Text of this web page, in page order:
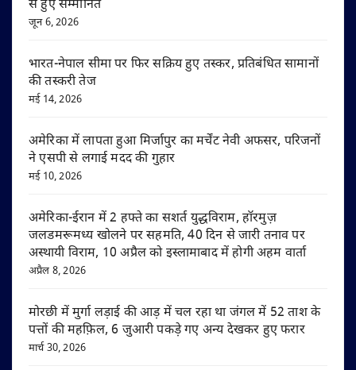
से हुए सम्मानित
जून 6, 2026
भारत-नेपाल सीमा पर फिर सक्रिय हुए तस्कर, प्रतिबंधित सामानों
की तस्करी तेज
मई 14, 2026
अमेरिका में लापता हुआ मिर्जापुर का मर्चेंट नेवी अफसर, परिजनों
ने एसपी से लगाई मदद की गुहार
मई 10, 2026
अमेरिका-ईरान में 2 हफ्ते का सशर्त युद्धविराम, हॉरमुज़
जलडमरूमध्य खोलने पर सहमति, 40 दिन से जारी तनाव पर
अस्थायी विराम, 10 अप्रैल को इस्लामाबाद में होगी अहम वार्ता
अप्रैल 8, 2026
मोरछी में मुर्गा लड़ाई की आड़ में चल रहा था जंगल में 52 ताश के
पत्तों की महफ़िल, 6 जुआरी पकड़े गए अन्य देखकर हुए फरार
मार्च 30, 2026